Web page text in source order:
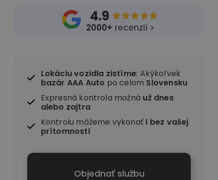
4.9 
2000+ recenzií >
Lokáciu vozidla zistíme: Akýkoľvek
bazár AAA Auto po celom Slovensku
Expresná kontrola možná už dnes
alebo zajtra
Kontrolu môžeme vykonať i bez vašej
prítomnosti
Objednať službu